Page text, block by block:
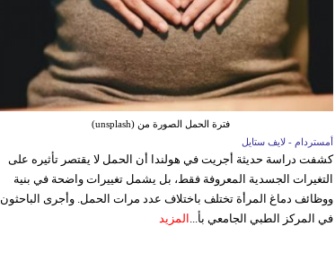
فترة الحمل الصورة من (unsplash)
أمستردام - لايف ستايل
كشفت دراسة حديثة أجريت في هولندا أن الحمل لا يقتصر تأثيره على
التغيرات الجسدية المعروفة فقط، بل يشمل تغييرات واضحة في بنية
ووظائف دماغ المرأة تختلف باختلاف عدد مرات الحمل. وأجرى الباحثون
في المركز الطبي الجامعي بأ... المزيد